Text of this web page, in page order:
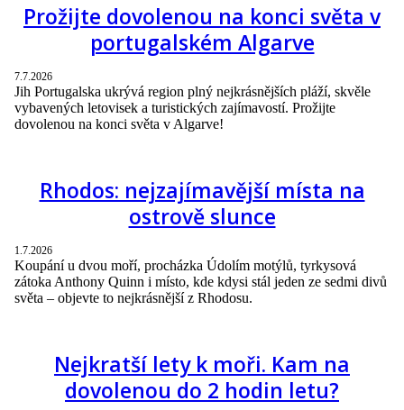
Prožijte dovolenou na konci světa v
portugalském Algarve
7.7.2026
Jih Portugalska ukrývá region plný nejkrásnějších pláží, skvěle
vybavených letovisek a turistických zajímavostí. Prožijte
dovolenou na konci světa v Algarve!
Rhodos: nejzajímavější místa na
ostrově slunce
1.7.2026
Koupání u dvou moří, procházka Údolím motýlů, tyrkysová
zátoka Anthony Quinn i místo, kde kdysi stál jeden ze sedmi divů
světa – objevte to nejkrásnější z Rhodosu.
Nejkratší lety k moři. Kam na
dovolenou do 2 hodin letu?